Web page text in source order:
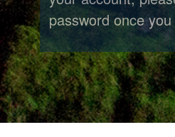
password once